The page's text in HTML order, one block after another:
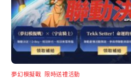
夢幻模擬戰 限時送禮活動